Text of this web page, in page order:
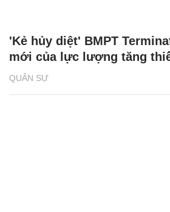
QUÂN SỰ
'Kẻ hủy diệt' BMPT
mới của lực lượng tăng